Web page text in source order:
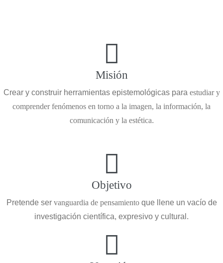
Misión
Crear y construir herramientas epistemológicas para estudiar y
comprender fenómenos en torno a la imagen, la información, la
comunicación y la estética.
Objetivo
Pretende ser vanguardia de pensamientoque llene un vacío de
investigación científica, expresivo y cultural.